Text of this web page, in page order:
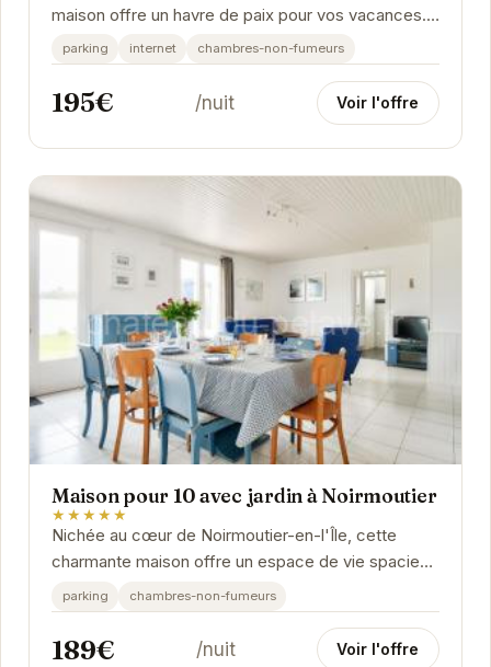
maison offre un havre de paix pour vos vacances.
Avec sa terrasse ensoleillée, profitez de...
parking internet chambres-non-fumeurs
195€ /nuit Voir l'offre
Maison pour 10 avec jardin à Noirmoutier
★★★★★
Nichée au cœur de Noirmoutier-en-l'Île, cette
charmante maison offre un espace de vie spacieux
et confortable pour des vacances inoubliables.
Son...
parking chambres-non-fumeurs
189€ /nuit Voir l'offre